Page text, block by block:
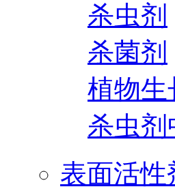
杀虫剂
杀菌剂
植物生
杀虫剂
表面活性